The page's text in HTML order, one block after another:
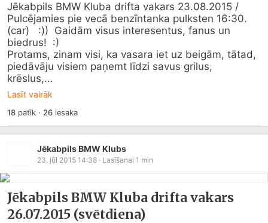
Jēkabpils BMW Kluba drifta vakars 23.08.2015 /
Pulcējamies pie vecā benzīntanka pulksten 16:30.
(car)   :))  Gaidām visus interesentus, fanus un
biedrus!  :)
Protams, zinam visi, ka vasara iet uz beigām, tātad,
piedāvāju visiem paņemt līdzi savus grilus,
krēslus,...
Lasīt vairāk
18patīk · 26iesaka
Jēkabpils BMW Klubs
23. jūl 2015 14:38 · Lasīšanai 1 min
Jēkabpils BMW Kluba drifta vakars
26.07.2015 (svētdiena)